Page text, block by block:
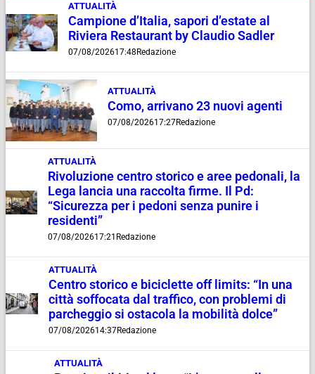
ATTUALITÀ
Campione d’Italia, sapori d’estate al
Riviera Restaurant by Claudio Sadler
07/08/202617:48 Redazione
ATTUALITÀ
Como, arrivano 23 nuovi agenti
07/08/202617:27Redazione
ATTUALITÀ
Rivoluzione centro storico e aree pedonali, la
Lega lancia una raccolta firme. Il Pd:
“Sicurezza per i pedoni senza punire i
residenti”
07/08/202617:21 Redazione
ATTUALITÀ
Centro storico e biciclette off limits: “In una
città soffocata dal traffico, con problemi di
parcheggio si ostacola la mobilità dolce”
07/08/202614:37Redazione
ATTUALITÀ